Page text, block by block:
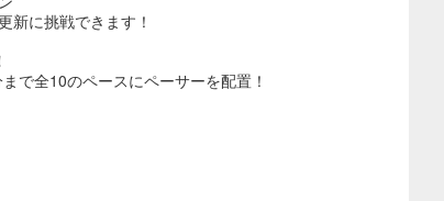
新に挑戦できます！
で全10のペースにペーサーを配置！